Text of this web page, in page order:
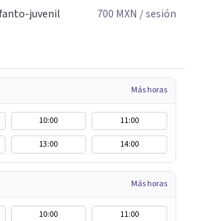
juvenil
700 MXN / sesión
Más horas
10:00
11:00
13:00 14:00
Más horas
10:00
11:00